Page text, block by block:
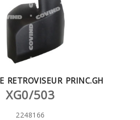
RETROVISEUR PRINC.GH
XG0/503
2248166